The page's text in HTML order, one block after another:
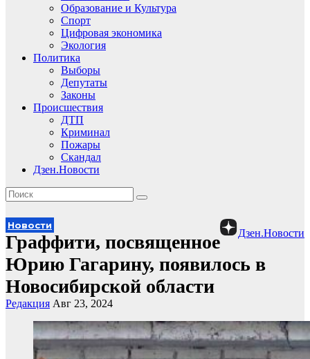
Образование и Культура
Спорт
Цифровая экономика
Экология
Политика
Выборы
Депутаты
Законы
Происшествия
ДТП
Криминал
Пожары
Скандал
Дзен.Новости
Дзен.Новости
Новости
Граффити, посвященное
Юрию Гагарину, появилось в
Новосибирской области
Редакция Авг 23, 2024